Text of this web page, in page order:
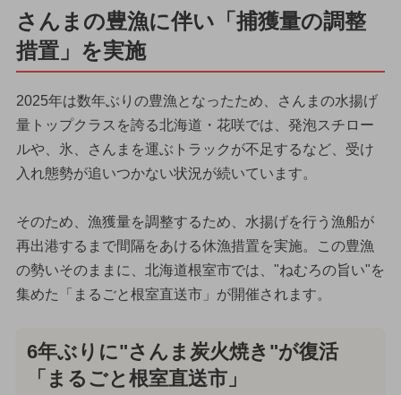
さんまの豊漁に伴い「捕獲量の調整
措置」を実施
2025年は数年ぶりの豊漁となったため、さんまの水揚げ
量トップクラスを誇る北海道・花咲では、発泡スチロー
ルや、氷、さんまを運ぶトラックが不足するなど、受け
入れ態勢が追いつかない状況が続いています。
そのため、漁獲量を調整するため、水揚げを行う漁船が
再出港するまで間隔をあける休漁措置を実施。この豊漁
の勢いそのままに、北海道根室市では、"ねむろの旨い"を
集めた「まるごと根室直送市」が開催されます。
6年ぶりに"さんま炭火焼き"が復活
「まるごと根室直送市」